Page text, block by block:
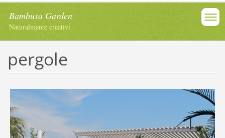
Bambusa Garden
Naturalmente creativi
pergole